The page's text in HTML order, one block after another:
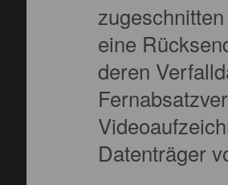
eine
deren
Datenträger